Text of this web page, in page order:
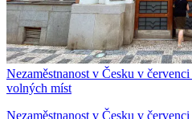
Nezaměstnanost v Česku v
volných míst
Nezaměstnanost v Česku v